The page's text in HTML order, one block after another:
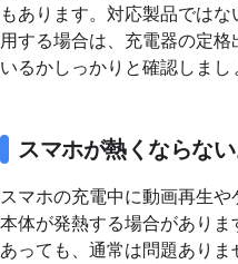
もあります。対応製品では
用する場合は、充電器の定
いるかしっかりと確認しまし
スマホが熱くならな
スマホの充電中に動画再生
本体が発熱する場合があり
あっても、通常は問題あり